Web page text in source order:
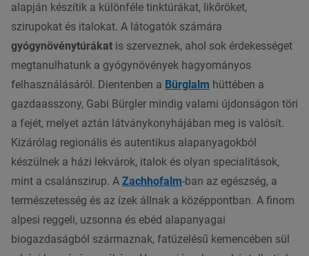
alapján készítik a különféle tinktúrákat, likőröket,
szirupokat és italokat. A látogatók számára
gyógynövénytúrákat is szerveznek, ahol sok érdekességet
megtanulhatunk a gyógynövények hagyományos
felhasználásáról. Dientenben a Bürglalm hüttében a
gazdaasszony, Gabi Bürgler mindig valami újdonságon töri
a fejét, melyet aztán látványkonyhájában meg is valósít.
Kizárólag regionális és autentikus alapanyagokból
készülnek a házi lekvárok, italok és olyan specialitások,
mint a csalánszirup. A Zachhofalm-ban az egészség, a
természetesség és az ízek állnak a középpontban. A finom
alpesi reggeli, uzsonna és ebéd alapanyagai
biogazdaságból származnak, fatüzelésű kemencében sül